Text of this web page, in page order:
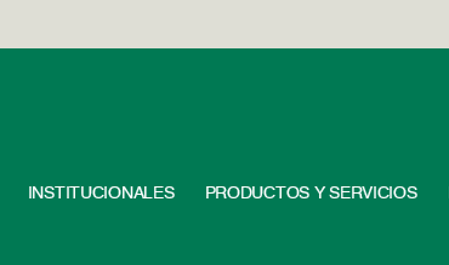
INSTITUCIONALES PRODUCTOS Y SERVICIOS